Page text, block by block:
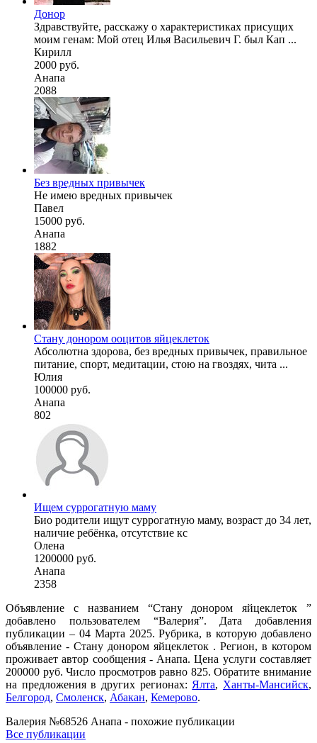
Донор
Здравствуйте, расскажу о характеристиках присущих
моим генам: Мой отец Илья Васильевич Г. был Кап ...
Кирилл
2000 руб.
Анапа
2088
Без вредных привычек
Не имею вредных привычек
Павел
15000 руб.
Анапа
1882
Стану донором ооцитов яйцеклеток
Абсолютна здорова, без вредных привычек, правильное
питание, спорт, медитации, стою на гвоздях, чита ...
Юлия
100000 руб.
Анапа
802
Ищем суррогатную маму
Био родители ищут суррогатную маму, возраст до 34 лет,
наличие ребёнка, отсутствие кс
Олена
1200000 руб.
Анапа
2358
Объявление с названием “Стану донором яйцеклеток ”
добавлено пользователем “Валерия”. Дата добавления
публикации – 04 Марта 2025. Рубрика, в которую добавлено
объявление - Стану донором яйцеклеток . Регион, в котором
проживает автор сообщения - Анапа. Цена услуги составляет
200000 руб. Число просмотров равно 825. Обратите внимание
на предложения в других регионах: Ялта, Ханты-Мансийск,
Белгород, Смоленск, Абакан, Кемерово.
Валерия №68526 Анапа - похожие публикации
Все публикации